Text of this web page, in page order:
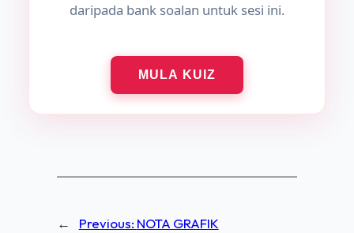
daripada bank soalan untuk sesi ini.
MULA KUIZ
← Previous: NOTA GRAFIK